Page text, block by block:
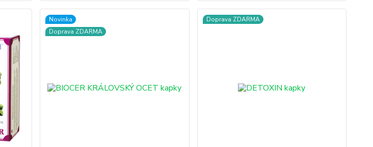
Novinka
Doprava ZDARMA
Doprava ZDARMA